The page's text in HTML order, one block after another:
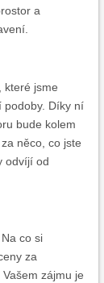
a
které jsme
podoby. Díky ní
bude kolem
něco, co jste
odvíjí od
co si
za
zájmu je